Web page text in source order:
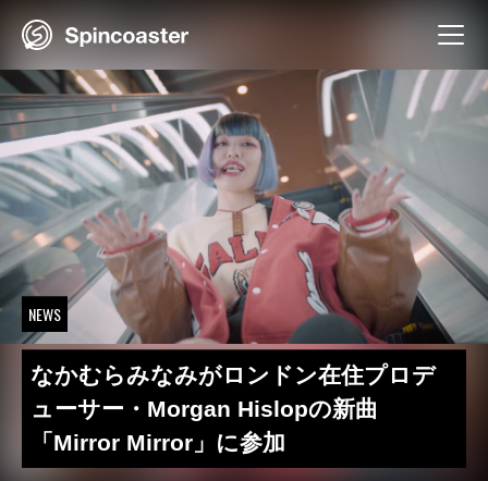
NEWS
なかむらみなみがロンドン在住プロデ
ューサー・Morgan Hislopの新曲
「Mirror Mirror」に参加